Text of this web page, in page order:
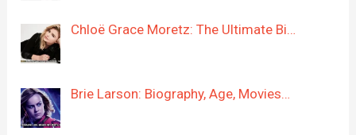
Chloë Grace Moretz: The Ultimate Bi…
Brie Larson: Biography, Age, Movies…